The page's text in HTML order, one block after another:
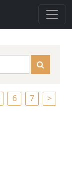
6 7 >